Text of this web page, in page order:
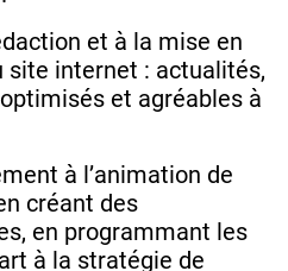
et à la mise en
site internet : actualités,
et agréables à
à l’animation de
créant des
en programmant les
à la stratégie de